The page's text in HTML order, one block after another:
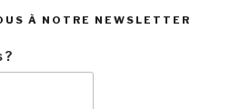
À NOTRE NEWSLETTER
?